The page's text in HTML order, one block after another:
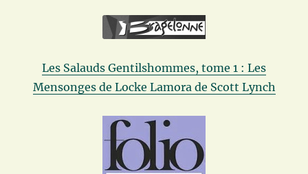
Les Salauds Gentilshommes, tome 1 : Les
Mensonges de Locke Lamora de Scott Lynch